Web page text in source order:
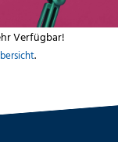
Verfügbar!
.